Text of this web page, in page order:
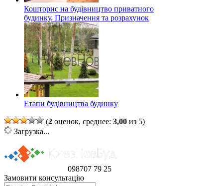
Кошторис на будівництво приватного
будинку. Призначення та розрахунок
Етапи будівництва будинку
(2 оценок, среднее: 3,00 из 5)
Загрузка...
098707 79 25
Замовити консультацію